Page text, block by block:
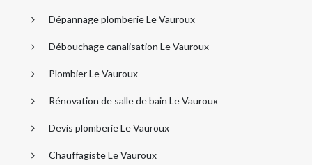
Dépannage plomberie Le Vauroux
Débouchage canalisation Le Vauroux
Plombier Le Vauroux
Rénovation de salle de bain Le Vauroux
Devis plomberie Le Vauroux
Chauffagiste Le Vauroux